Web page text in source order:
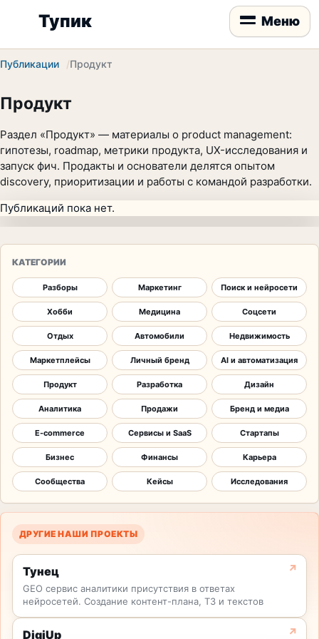
Тупик Меню
Публикации Продукт
Продукт
Раздел «Продукт» — материалы о product management:
гипотезы, roadmap, метрики продукта, UX-исследования и
запуск фич. Продакты и основатели делятся опытом
discovery, приоритизации и работы с командой разработки.
Публикаций пока нет.
КАТЕГОРИИ
Разборы Маркетинг Поиск и нейросети
Хобби Медицина Соцсети
Отдых Автомобили Недвижимость
Маркетплейсы Личный бренд AI и автоматизация
Продукт Разработка Дизайн
Аналитика Продажи Бренд и медиа
E-commerce Сервисы и SaaS Стартапы
Бизнес Финансы Карьера
Сообщества Кейсы Исследования
ДРУГИЕ НАШИ ПРОЕКТЫ
Тунец
GEO сервис аналитики присутствия в ответах
нейросетей. Создание контент-плана, ТЗ и текстов
DigiUp